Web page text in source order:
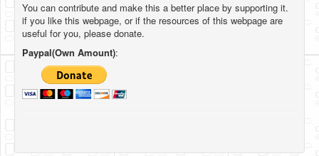
You can contribute and make this a better place by supporting it.
if you like this webpage, or if the resources of this webpage are
useful for you, please donate.
Paypal(Own Amount):